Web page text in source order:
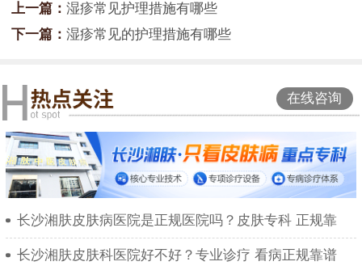
上一篇： 湿疹常见护理措施有哪些
下一篇： 湿疹常见的护理措施有哪些
在线咨询
长沙湘肤皮肤病医院是正规医院吗？皮肤专科 正规靠
长沙湘肤皮肤科医院好不好？专业诊疗 看病正规靠谱